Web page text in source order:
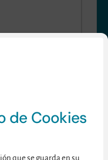
de Cookies
que se guarda en su
de Privacidad de